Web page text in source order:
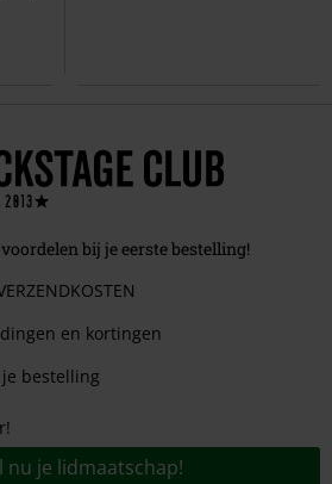
bij je eerste bestelling!
en kortingen
bestelling
nu je lidmaatschap!